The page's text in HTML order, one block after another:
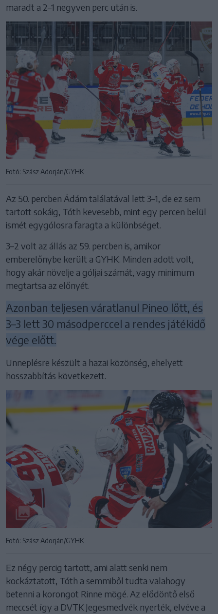
maradt a 2–1 negyven perc után is.
Fotó: Szász Adorján/GYHK
Az 50. percben Ádám találatával lett 3–1, de ez sem
tartott sokáig, Tóth kevesebb, mint egy percen belül
ismét egygólosra faragta a különbséget.
3–2 volt az állás az 59. percben is, amikor
emberelőnybe került a GYHK. Minden adott volt,
hogy akár növelje a góljai számát, vagy minimum
megtartsa az előnyét.
Azonban teljesen váratlanul Pineo lőtt, és
3–3 lett 30 másodperccel a rendes játékidő
vége előtt.
Ünneplésre készült a hazai közönség, ehelyett
hosszabbítás következett.
Fotó: Szász Adorján/GYHK
Ez négy percig tartott, ami alatt senki nem
kockáztatott, Tóth a semmiből tudta valahogy
betenni a korongot Rinne mögé. Az elődöntő első
meccsét így a DVTK Jegesmedvék nyerték, elvéve a